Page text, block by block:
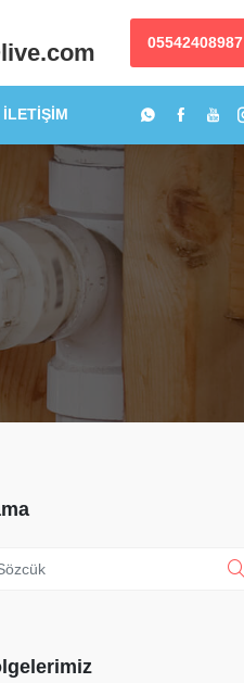
05542408987
İLETİŞİM